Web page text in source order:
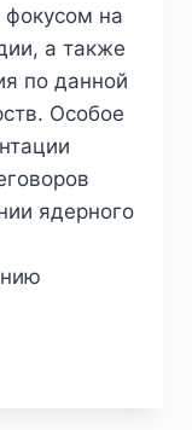
фокусом на
а также
по данной
Особое
ядерного